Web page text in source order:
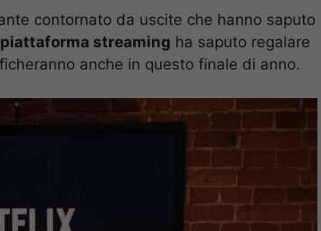
contornato da uscite che hanno saputo
piattaforma streaming ha saputo regalare
anche in questo finale di anno.